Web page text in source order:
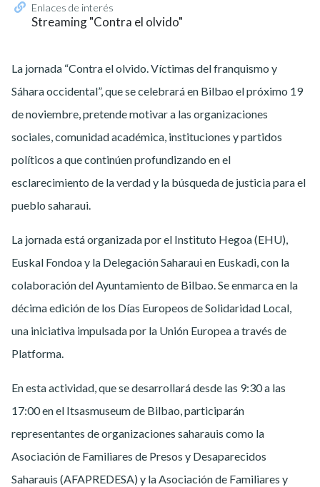
La jornada “Contra el olvido. Víctimas del franquismo y
Sáhara occidental”, que se celebrará en Bilbao el próximo 19
de noviembre, pretende motivar a las organizaciones
sociales, comunidad académica, instituciones y partidos
políticos a que continúen profundizando en el
esclarecimiento de la verdad y la búsqueda de justicia para el
pueblo saharaui.
La jornada está organizada por el Instituto Hegoa (EHU),
Euskal Fondoa y la Delegación Saharaui en Euskadi, con la
colaboración del Ayuntamiento de Bilbao. Se enmarca en la
décima edición de los Días Europeos de Solidaridad Local,
una iniciativa impulsada por la Unión Europea a través de
Platforma.
En esta actividad, que se desarrollará desde las 9:30 a las
17:00en el Itsasmuseum de Bilbao, participarán
representantes de organizaciones saharauis como la
Asociación de Familiares de Presos y Desaparecidos
Saharauis (AFAPREDESA) y la Asociación de Familiares y
Enlaces de interés
Streaming "Contra el olvido"